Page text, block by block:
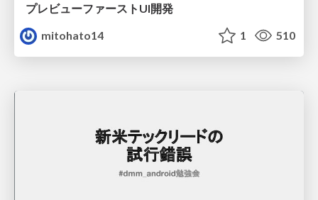
プレビューファーストUI開発
mitohato14
1 510